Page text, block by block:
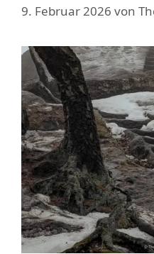
9. Februar 2026 von